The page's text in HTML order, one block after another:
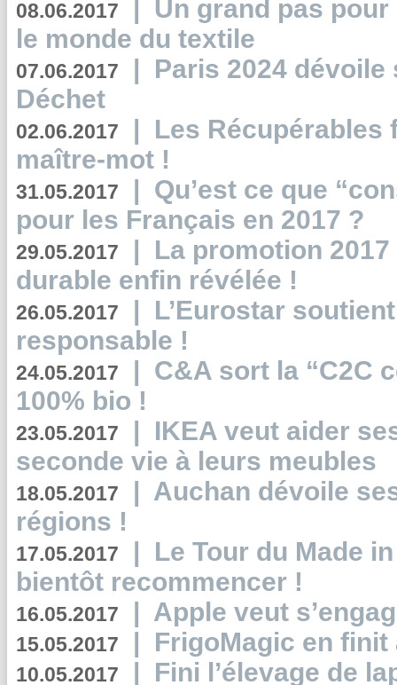
08.06.2017
Un grand pas
le monde du textile
07.06.2017 | Paris 2024
Déchet
02.06.2017 | Les Récupérables
maître-mot !
31.05.2017 | Qu’est ce que
pour les Français en 2017 ?
29.05.2017 | La promotion
durable enfin révélée !
26.05.2017 | L’Eurostar
responsable !
24.05.2017 | C&A sort la “C2C
100% bio !
23.05.2017 | IKEA veut aider
seconde vie à leurs meubles
18.05.2017 | Auchan dévoile
régions !
17.05.2017 | Le Tour du Made
bientôt recommencer !
16.05.2017 | Apple veut
15.05.2017 | FrigoMagic en
10.05.2017 | Fini l’élevage de